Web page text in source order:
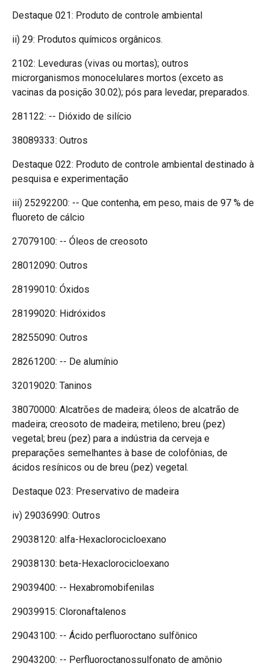
Destaque 021: Produto de controle ambiental
ii) 29: Produtos químicos orgânicos.
2102: Leveduras (vivas ou mortas); outros
microrganismos monocelulares mortos (exceto as
vacinas da posição 30.02); pós para levedar, preparados.
281122: -- Dióxido de silício
38089333: Outros
Destaque 022: Produto de controle ambiental destinado à
pesquisa e experimentação
iii) 25292200: -- Que contenha, em peso, mais de 97 % de
fluoreto de cálcio
27079100: -- Óleos de creosoto
28012090: Outros
28199010: Óxidos
28199020: Hidróxidos
28255090: Outros
28261200: -- De alumínio
32019020: Taninos
38070000: Alcatrões de madeira; óleos de alcatrão de
madeira; creosoto de madeira; metileno; breu (pez)
vegetal; breu (pez) para a indústria da cerveja e
preparações semelhantes à base de colofônias, de
ácidos resínicos ou de breu (pez) vegetal.
Destaque 023: Preservativo de madeira
iv) 29036990: Outros
29038120: alfa-Hexaclorocicloexano
29038130: beta-Hexaclorocicloexano
29039400: -- Hexabromobifenilas
29039915: Cloronaftalenos
29043100: -- Ácido perfluoroctano sulfônico
29043200: -- Perfluoroctanossulfonato de amônio